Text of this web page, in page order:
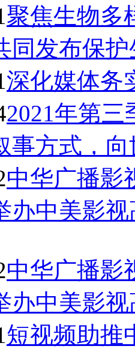
聚焦生物多
同发布保
深化媒体务
2021年第
事方式，
中华广播影
办中美影
中华广播影
办中美影
短视频助推